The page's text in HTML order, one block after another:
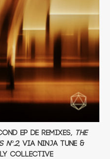
EP de remixes, The
N°.2, via Ninja Tune &
Collective